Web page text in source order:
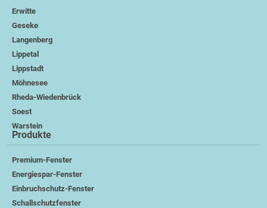
Erwitte
Geseke
Langenberg
Lippetal
Lippstadt
Möhnesee
Rheda-Wiedenbrück
Soest
Warstein
Produkte
Premium-Fenster
Energiespar-Fenster
Einbruchschutz-Fenster
Schallschutzfenster